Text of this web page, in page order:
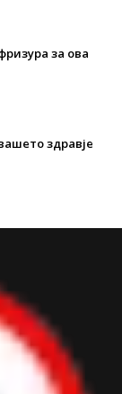
за ова
здравје